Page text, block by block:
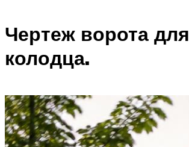
Чертеж ворота для
колодца.